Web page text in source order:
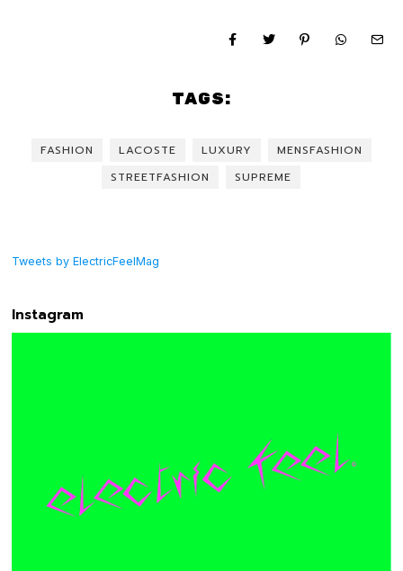
TAGS:
FASHION LACOSTE LUXURY
MENSFASHION
STREETFASHION
SUPREME
Tweets by ElectricFeelMag
Instagram